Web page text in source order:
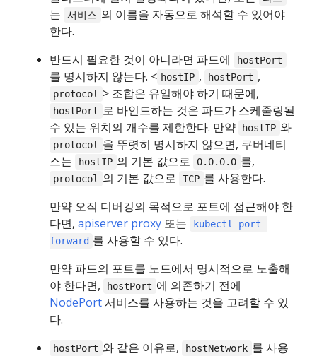
는 서비스 의 이름을 자동으로 해석할 수 있어야
한다.
반드시 필요한 것이 아니라면 파드에
hostPort
를 명시하지 않는다. < hostIP , hostPort ,
protocol > 조합은 유일해야 하기 때문에,
hostPort 로 바인드하는 것은 파드가 스케줄링될
수 있는 위치의 개수를 제한한다. 만약
hostIP 와
protocol
을 뚜렷히 명시하지 않으면, 쿠버네티
스는
hostIP 의 기본 값으로 0.0.0.0 를,
protocol 의 기본 값으로 TCP 를 사용한다.
만약 오직 디버깅의 목적으로 포트에 접근해야 한
다면, apiserver proxy 또는
kubectl port-
forward 를 사용할 수 있다.
만약 파드의 포트를 노드에서 명시적으로 노출해
야 한다면,
hostPort 에 의존하기 전에
NodePort서비스를 사용하는 것을 고려할 수 있
다.
hostPort 와 같은 이유로, hostNetwork 를 사용